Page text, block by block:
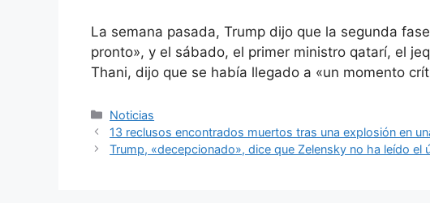
La semana pasada, Trump dijo que la segunda
pronto», y el sábado, el primer ministro qatarí, el
Thani, dijo que se había llegado a «un momento
Categorías
Noticias
13 reclusos encontrados muertos tras una explosión en
Trump, «decepcionado», dice que Zelensky no ha leído el